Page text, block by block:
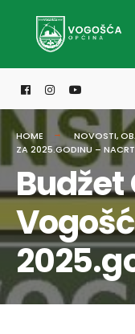
HOME NOVOSTI,
ZA 2025.GODINU – NACRT
Budžet
for: